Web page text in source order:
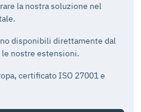
la nostra soluzione nel
disponibili direttamente dal
nostre estensioni.
certificato ISO 27001 e